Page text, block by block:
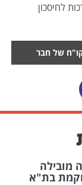
לחיסכון
של חבר
מובילה
בת"א